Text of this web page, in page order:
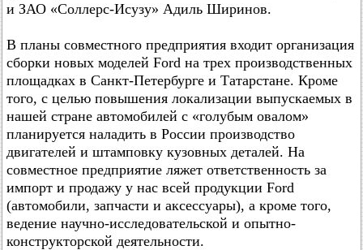
и ЗАО «Соллерс-Исузу» Адиль Ширинов.
В планы совместного предприятия входит организация
сборки новых моделей Ford на трех производственных
площадках в Санкт-Петербурге и Татарстане. Кроме
того, с целью повышения локализации выпускаемых в
нашей стране автомобилей с «голубым овалом»
планируется наладить в России производство
двигателей и штамповку кузовных деталей. На
совместное предприятие ляжет ответственность за
импорт и продажу у нас всей продукции Ford
(автомобили, запчасти и аксессуары), а кроме того,
ведение научно-исследовательской и опытно-
конструкторской деятельности.